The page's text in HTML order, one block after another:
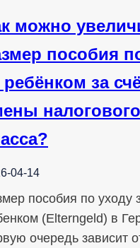
можно
пособия
ребёнком за
налогового
04-14
пособия по уходу
(Elterngeld) в
очередь зависит